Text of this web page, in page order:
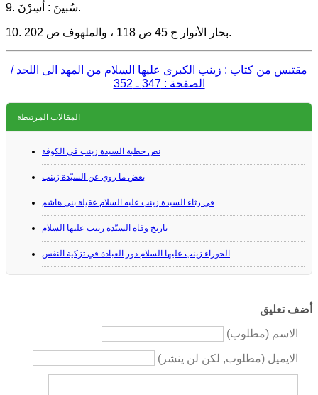
9. سُبينَ : أُسِرْنَ.
10. بحار الأنوار ج 45 ص 118 ، والملهوف ص 202.
مقتبس من كتاب : زينب الكبرى عليها السلام من المهد الى اللحد /
الصفحة : 347 ـ 352
المقالات المرتبطة
نص خطبة السيدة زينب في الكوفة
بعض ما روي عن السيّدة زينب
في رثاء السيدة زينب عليه السلام عقيلة بني هاشم
تاريخ وفاة السيّدة زينب عليها السلام
الحوراء زينب عليها السلام دور العبادة في تزكية النفس
أضف تعليق
الاسم (مطلوب)
الايميل (مطلوب, لكن لن ينشر)